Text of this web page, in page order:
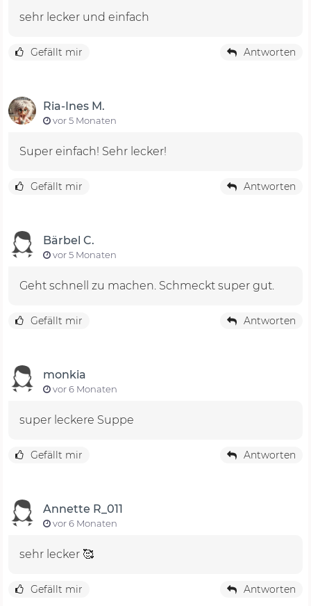
sehr lecker und einfach
Gefällt mir Antworten
Ria-Ines M.
vor 5 Monaten
Super einfach! Sehr lecker!
Gefällt mir Antworten
Bärbel C.
vor 5 Monaten
Geht schnell zu machen. Schmeckt super gut.
Gefällt mir Antworten
monkia
vor 6 Monaten
super leckere Suppe
Gefällt mir Antworten
Annette R_011
vor 6 Monaten
sehr lecker 🥰
Gefällt mir Antworten